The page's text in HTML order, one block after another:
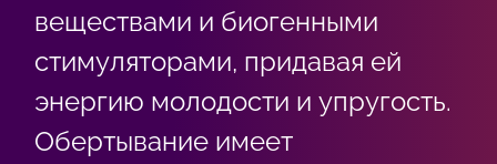
веществами и биогенными
стимуляторами, придавая ей
энергию молодости и упругость.
Обертывание имеет